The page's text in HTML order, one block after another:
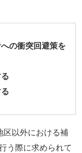
の衝突回避策を
区以外における補
う際に求められて